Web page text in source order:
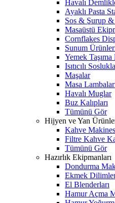
Havalı
Ayaklı Pasta
Sos & Şurup &
Masaüstü
Cornflakes
Sunum
Yemek Taşıma
Isıtıcılı
Maşalar
Masa
Havalı Muglar
Buz Kalıpları
Tümünü Gör
Hijyen ve Yan
Kahve
Filtre Kahve
Tümünü Gör
Hazırlık Ekipmanları
Dondurma
Ekmek
El Blenderları
Hamur Açma